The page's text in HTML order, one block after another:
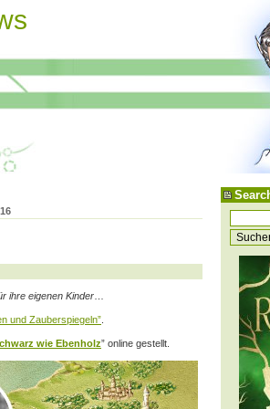
ihre eigenen Kinder
und Zauberspiegeln”
wie Ebenholz” online gestellt.